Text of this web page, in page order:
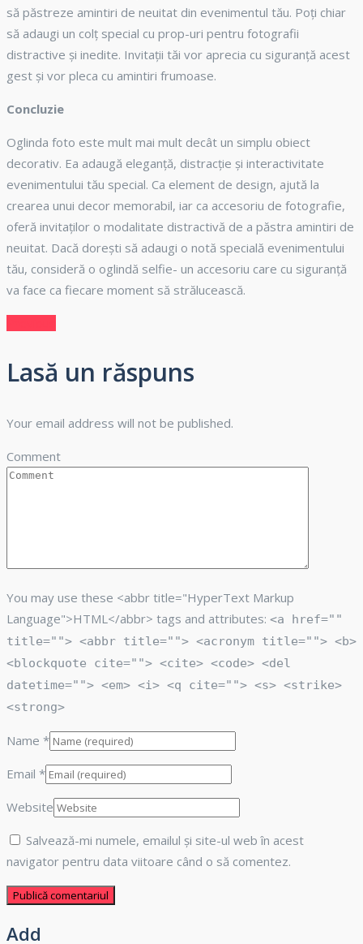
să păstreze amintiri de neuitat din evenimentul tău. Poți chiar
să adaugi un colț special cu prop-uri pentru fotografii
distractive și inedite. Invitații tăi vor aprecia cu siguranță acest
gest și vor pleca cu amintiri frumoase.
Concluzie
Oglinda foto este mult mai mult decât un simplu obiect
decorativ. Ea adaugă eleganță, distracție și interactivitate
evenimentului tău special. Ca element de design, ajută la
crearea unui decor memorabil, iar ca accesoriu de fotografie,
oferă invitaților o modalitate distractivă de a păstra amintiri de
neuitat. Dacă dorești să adaugi o notă specială evenimentului
tău, consideră o oglindă selfie- un accesoriu care cu siguranță
va face ca fiecare moment să strălucească.
Lasă un răspuns
Your email address will not be published.
Comment
You may use these <abbr title="HyperText Markup
Language">HTML</abbr> tags and attributes: <a href=""
title=""> <abbr title=""> <acronym title=""> <b>
<blockquote cite=""> <cite> <code> <del
datetime=""> <em> <i> <q cite=""> <s> <strike>
<strong>
Name *
Email *
Website
Salvează-mi numele, emailul și site-ul web în acest
navigator pentru data viitoare când o să comentez.
Add